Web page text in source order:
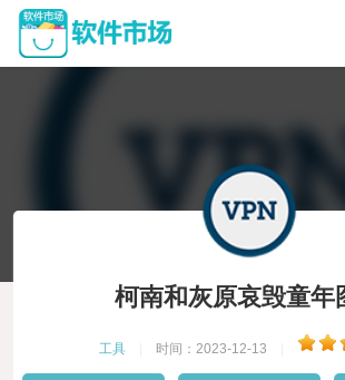
柯南和灰原哀毁童年
工具 时间：2023-12-13